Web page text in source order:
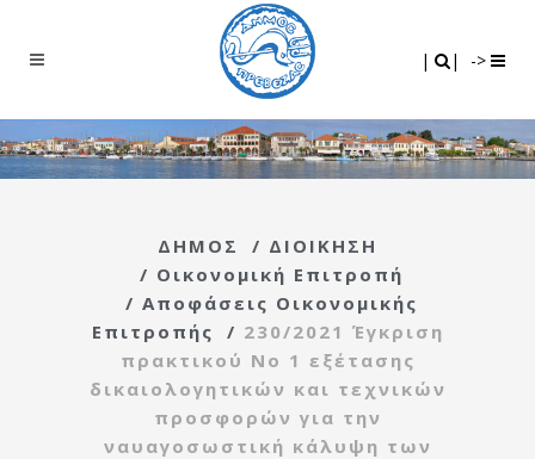
| | ->
ΔΗΜΟΣ / ΔΙΟΙΚΗΣΗ
/ Οικονομική Επιτροπή
/ Αποφάσεις Οικονομικής
Επιτροπής
/ 230/2021 Έγκριση
πρακτικού Νο 1 εξέτασης
δικαιολογητικών και τεχνικών
προσφορών για την
ναυαγοσωστική κάλυψη των